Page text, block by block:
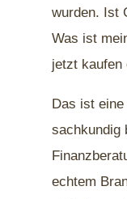
wurden. Ist
Was ist
jetzt kaufen
Das ist
sachkundig
echtem